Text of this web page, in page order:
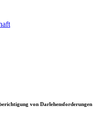
von Darlehensforderungen